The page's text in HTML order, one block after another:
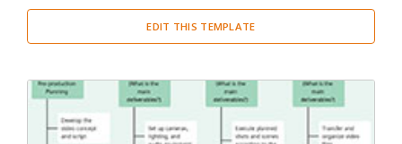
EDIT THIS TEMPLATE